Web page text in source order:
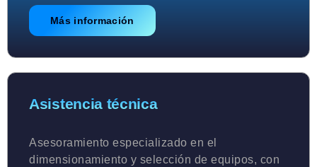
Más información
Asistencia técnica
Asesoramiento especializado en el
dimensionamiento y selección de equipos, con